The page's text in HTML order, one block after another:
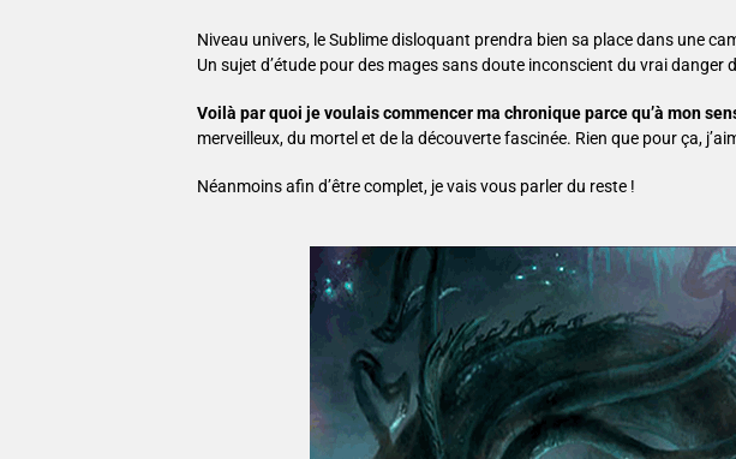
Niveau univers, le Sublime disloquant prendra bien sa place dans une
Un sujet d’étude pour des mages sans doute inconscient du vrai danger
Voilà par quoi je voulais commencer ma chronique parce qu’à mon
merveilleux, du mortel et de la découverte fascinée. Rien que pour ça,
Néanmoins afin d’être complet, je vais vous parler du reste !